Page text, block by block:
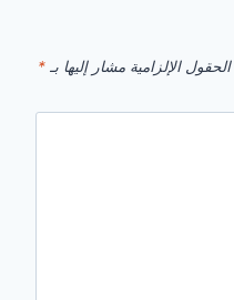
الحقول الإلزامية مشار إليها بـ *